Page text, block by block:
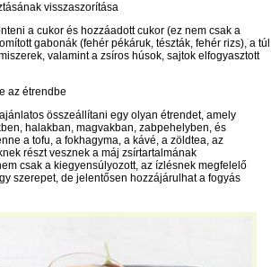
visszaszorítása
a cukor és hozzáadott cukor (ez nem csak a
gabonák (fehér pékáruk, tészták, fehér rizs), a túl
valamint a zsíros húsok, sajtok elfogyasztott
az étrendbe
összeállítani egy olyan étrendet, amely
halakban, magvakban, zabpehelyben, és
a tofu, a fokhagyma, a kávé, a zöldtea, az
részt vesznek a máj zsírtartalmának
csak a kiegyensúlyozott, az ízlésnek megfelelő
szerepet, de jelentősen hozzájárulhat a fogyás